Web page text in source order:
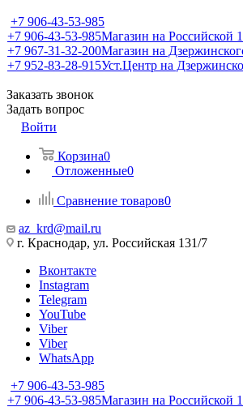
+7 906-43-53-985
+7 906-43-53-985Магазин на Российской
+7 967-31-32-200Магазин на
+7 952-83-28-915Уст.Центр на
Заказать звонок
Задать вопрос
Войти
Корзина0
Отложенные0
Сравнение товаров0
az_krd@mail.ru
г. Краснодар, ул. Российская 131/7
Вконтакте
Instagram
Telegram
YouTube
Viber
Viber
WhatsApp
+7 906-43-53-985
+7 906-43-53-985Магазин на Российской